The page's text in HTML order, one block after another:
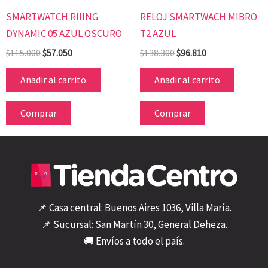
SMARTWATCH RIIING
DYNAMIC 05 AZUL OSCURO
$115.000$57.050
Añadir al carrito
Comprar
RELOJ SMARTWACH MIBRO
T2 AZUL
$138.300$96.810
Añadir al carrito
Comprar
📌 Casa central: Buenos Aires 1036, Villa María.
📌 Sucursal: San Martín 30, General Deheza.
🚚 Envíos a todo el país.